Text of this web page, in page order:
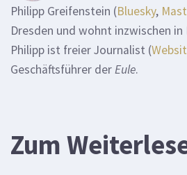
Philipp Greifenstein (Bluesky,
Dresden und wohnt inzwischen in
Philipp ist freier Journalist (
Geschäftsführer derEule.
Zum